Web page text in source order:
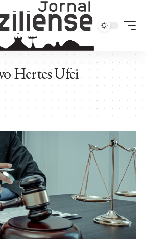
Hertes Ufei